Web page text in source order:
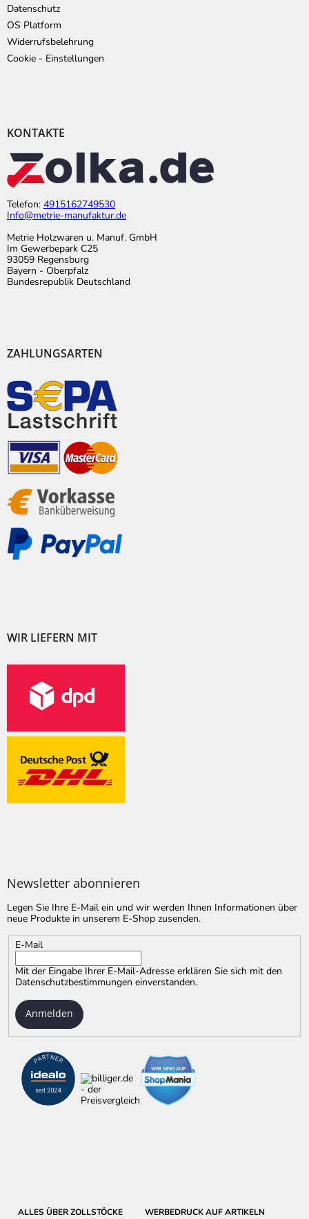
Datenschutz
OS Platform
Widerrufsbelehrung
Cookie - Einstellungen
KONTAKTE
Telefon: 4915162749530
Info@metrie-manufaktur.de
Metrie Holzwaren u. Manuf. GmbH
Im Gewerbepark C25
93059 Regensburg
Bayern - Oberpfalz
Bundesrepublik Deutschland
ZAHLUNGSARTEN
WIR LIEFERN MIT
Newsletter abonnieren
Legen Sie Ihre E-Mail ein und wir werden Ihnen Informationen über
neue Produkte in unserem E-Shop zusenden.
E-Mail
Mit der Eingabe Ihrer E-Mail-Adresse erklären Sie sich mit den
Datenschutzbestimmungen einverstanden.
Anmelden
ALLES ÜBER ZOLLSTÖCKE WERBEDRUCK AUF ARTIKELN